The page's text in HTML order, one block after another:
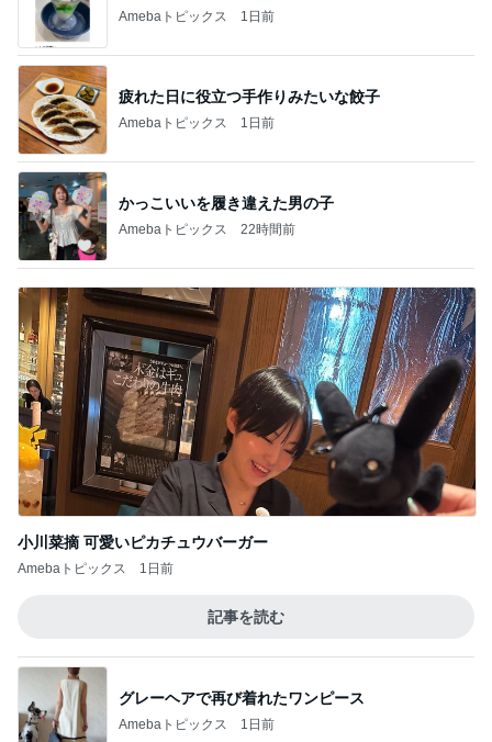
Amebaトピックス 1日前
疲れた日に役立つ手作りみたいな餃子
Amebaトピックス 1日前
かっこいいを履き違えた男の子
Amebaトピックス 22時間前
小川菜摘 可愛いピカチュウバーガー
Amebaトピックス 1日前
記事を読む
グレーヘアで再び着れたワンピース
Amebaトピックス 1日前